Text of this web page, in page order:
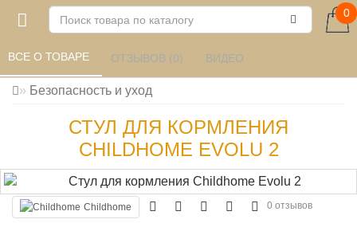
0
Безопасность и уход
СТУЛ ДЛЯ КОРМЛЕНИЯ
CHILDHOME EVOLU 2
ВСЕ О ТОВАРЕ ОТЗЫВОВ (0) ВИДЕО
Childhome 0 отзывов